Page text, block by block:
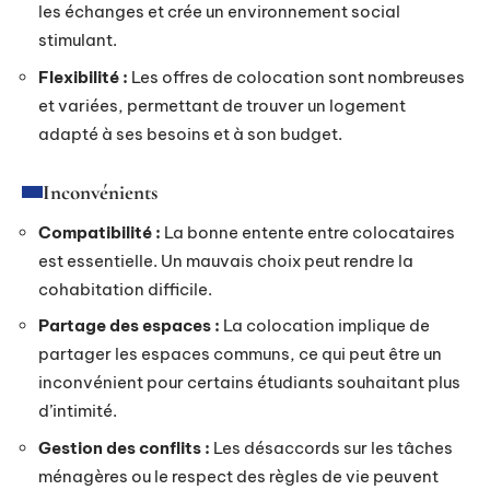
les échanges et crée un environnement social
stimulant.
Flexibilité : Les offres de colocation sont nombreuses
et variées, permettant de trouver un logement
adapté à ses besoins et à son budget.
Inconvénients
Compatibilité : La bonne entente entre colocataires
est essentielle. Un mauvais choix peut rendre la
cohabitation difficile.
Partage des espaces : La colocation implique de
partager les espaces communs, ce qui peut être un
inconvénient pour certains étudiants souhaitant plus
d’intimité.
Gestion des conflits : Les désaccords sur les tâches
ménagères ou le respect des règles de vie peuvent